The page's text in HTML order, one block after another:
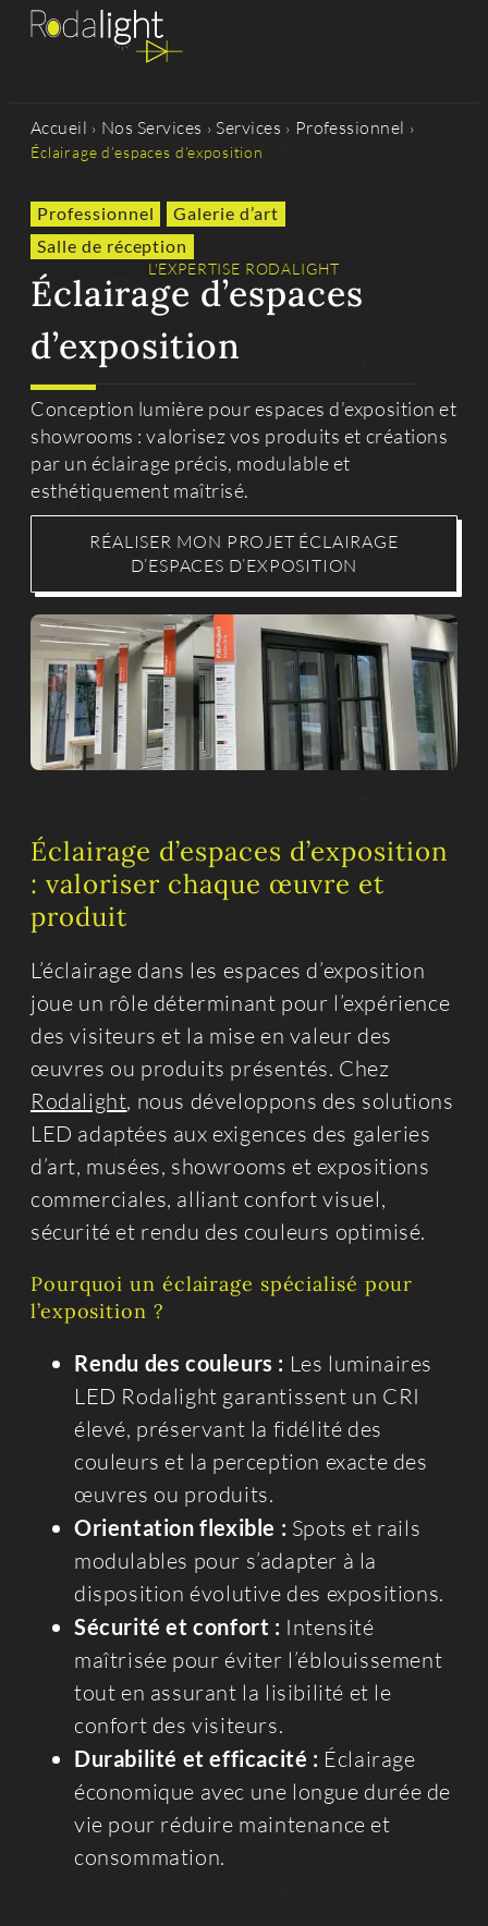
Accueil › Nos Services › Services › Professionnel ›
Éclairage d’espaces d’exposition
Professionnel
Galerie d’art
Salle de réception
L'EXPERTISE RODALIGHT
Éclairage d’espaces
d’exposition
Conception lumière pour espaces d’exposition et
showrooms : valorisez vos produits et créations
par un éclairage précis, modulable et
esthétiquement maîtrisé.
RÉALISER MON PROJET ÉCLAIRAGE
D’ESPACES D’EXPOSITION
Éclairage d’espaces d’exposition
: valoriser chaque œuvre et
produit
L’éclairage dans les espaces d’exposition
joue un rôle déterminant pour l’expérience
des visiteurs et la mise en valeur des
œuvres ou produits présentés. Chez
Rodalight, nous développons des solutions
LED adaptées aux exigences des galeries
d’art, musées, showrooms et expositions
commerciales, alliant confort visuel,
sécurité et rendu des couleurs optimisé.
Pourquoi un éclairage spécialisé pour
l’exposition ?
Rendu des couleurs : Les luminaires
LED Rodalight garantissent un CRI
élevé, préservant la fidélité des
couleurs et la perception exacte des
œuvres ou produits.
Orientation flexible : Spots et rails
modulables pour s’adapter à la
disposition évolutive des expositions.
Sécurité et confort : Intensité
maîtrisée pour éviter l’éblouissement
tout en assurant la lisibilité et le
confort des visiteurs.
Durabilité et efficacité : Éclairage
économique avec une longue durée de
vie pour réduire maintenance et
consommation.